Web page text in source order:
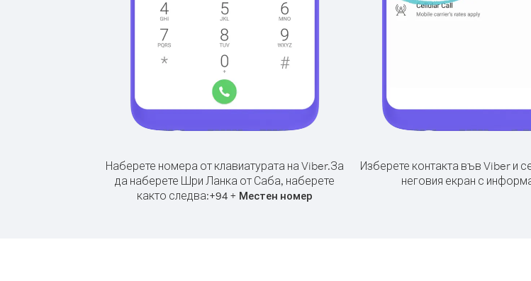
Наберете номера от клавиатурата на Viber.За
да наберете Шри Ланка от Саба, наберете
както следва:+94 + Местен номер
Изберете контакта във Viber и
неговия екран с